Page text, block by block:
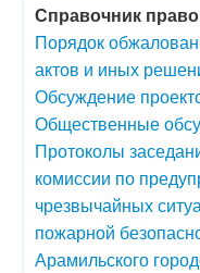
Справочник
Порядок
актов и иных
Обсуждение
Общественные
Протоколы
комиссии по
чрезвычайных
пожарной
Арамильского